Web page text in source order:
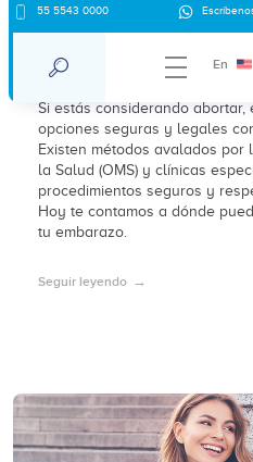
55 5543 0000
En
Dónde puedo ir si
embarazo
Si estás considerando
opciones seguras y legales
Existen métodos avalados
la Salud (OMS) y clínicas
procedimientos seguros y
Hoy te contamos a dónde
tu embarazo.
Seguir leyendo